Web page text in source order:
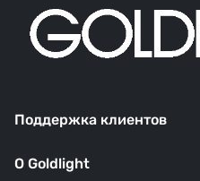
Поддержка клиентов
O Goldlight